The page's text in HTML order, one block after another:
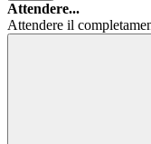
Attendere...
Attendere il